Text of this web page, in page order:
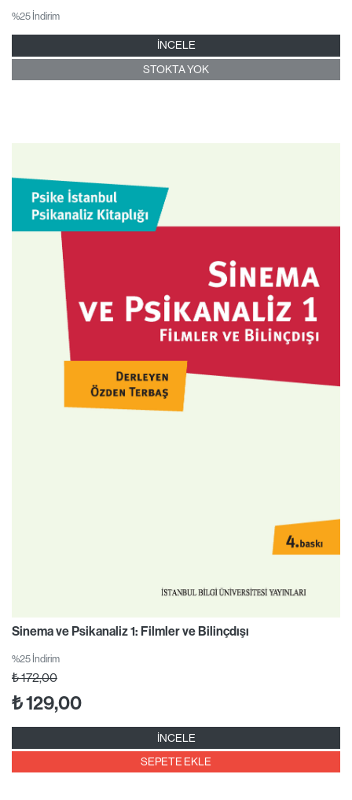
%25 İndirim
İNCELE
STOKTA YOK
Sinema ve Psikanaliz 1: Filmler ve Bilinçdışı
%25 İndirim
₺172,00
₺129,00
İNCELE
SEPETE EKLE